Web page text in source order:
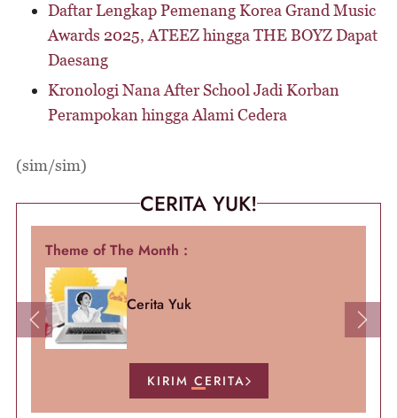
Daftar Lengkap Pemenang Korea Grand Music
Awards 2025, ATEEZ hingga THE BOYZ Dapat
Daesang
Kronologi Nana After School Jadi Korban
Perampokan hingga Alami Cedera
(sim/sim)
CERITA YUK!
Theme of The Month :
Cerita Yuk
KIRIM CERITA
Previous Next